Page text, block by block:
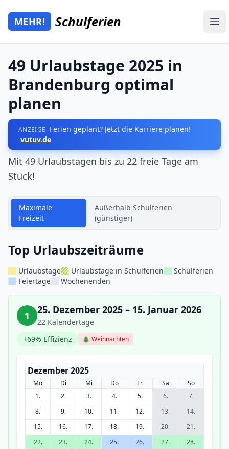
Zum Hauptinhalt springen
Mehr Schulferien
MEHR! Schulferien
49 Urlaubstage 2025 in
Brandenburg optimal
planen
ANZEIGE Ferien geplant? Jetzt die Karriere planen!
vutuv.de
Mit 49 Urlaubstagen bis zu 22 freie Tage am
Stück!
Maximale
Freizeit
Außerhalb Schulferien
(günstiger)
Top Urlaubszeiträume
Urlaubstage Urlaubstage in Schulferien
Schulferien
Feiertage
Wochenenden
1 25. Dezember 2025 – 15. Januar 2026
22 Kalendertage
+69% Effizienz
🎄 Weihnachten
Dezember 2025
Mo Di Mi Do Fr Sa
So
1.
2. 3. 4. 5. 6.
7.
8.
9. 10. 11. 12. 13.
14.
15.
16. 17. 18. 19. 20.
21.
22.
23. 24. 25. 26. 27.
28.